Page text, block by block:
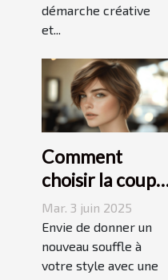
démarche créative
et...
Comment
choisir la coupe
courte
dégradée
parfaite pour
votre visage
Mar. 3 juin 2025
Envie de donner un
nouveau souffle à
votre style avec une